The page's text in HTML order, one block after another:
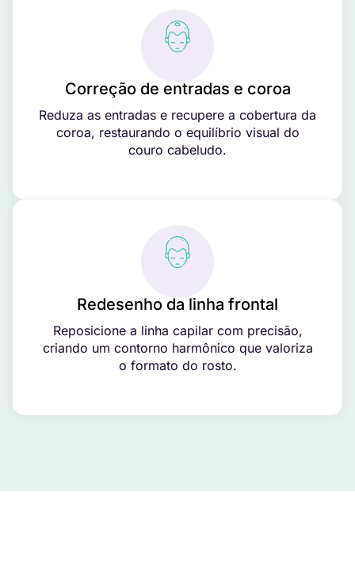
Correção de entradas e coroa
Reduza as entradas e recupere a cobertura da
coroa, restaurando o equilíbrio visual do
couro cabeludo.
Redesenho da linha frontal
Reposicione a linha capilar com precisão,
criando um contorno harmônico que valoriza
o formato do rosto.